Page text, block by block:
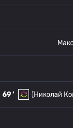
69 ' (Николай